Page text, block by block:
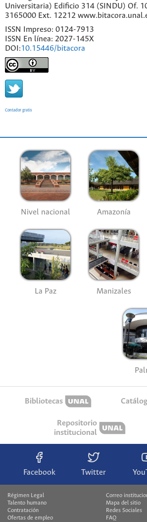
Universitaria) Edificio 314 (SINDU) Of.
3165000 Ext. 12212
ISSN Impreso: 0124-7913
ISSN En línea: 2027-145X
DOI:10.15446/bitacora
Contador gratis
Nivel nacional Amazonía
La Paz Manizales
Bibliotecas
Repositorio
institucional
Facebook Twitter
Régimen Legal
Talento humano
Contratación
Ofertas de empleo
Correo
Mapa del sitio
Redes Sociales
FAQ